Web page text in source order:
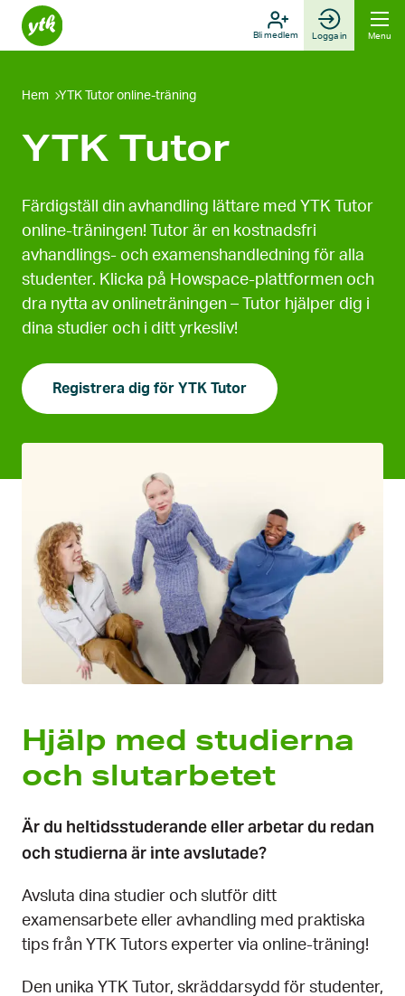
Skip
Bli medlem Logga in Menu
Hem YTK Tutor online-träning
YTK Tutor
Färdigställ din avhandling lättare med YTK Tutor
online-träningen! Tutor är en kostnadsfri
avhandlings- och examenshandledning för alla
studenter. Klicka på Howspace-plattformen och
dra nytta av onlineträningen – Tutor hjälper dig i
dina studier och i ditt yrkesliv!
Registrera dig för YTK Tutor
Hjälp med studierna
och slutarbetet
Är du heltidsstuderande eller arbetar du redan
och studierna är inte avslutade?
Avsluta dina studier och slutför ditt
examensarbete eller avhandling med praktiska
tips från YTK Tutors experter via online-träning!
Den unika YTK Tutor, skräddarsydd för studenter,